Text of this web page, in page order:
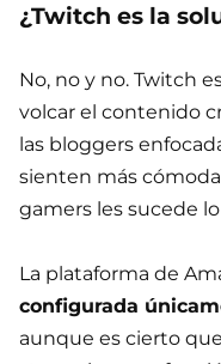
¿Twitch es la
No, no y no. Twitch
volcar el contenido
las bloggers
sienten más
gamers les sucede
La plataforma de
configurada
aunque es cierto